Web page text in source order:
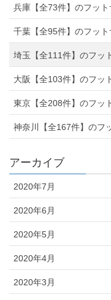
兵庫【全73件】のフッ
千葉【全95件】のフッ
埼玉【全111件】のフッ
大阪【全103件】のフッ
東京【全208件】のフッ
神奈川【全167件】のフ
アーカイブ
2020年7月
2020年6月
2020年5月
2020年4月
2020年3月